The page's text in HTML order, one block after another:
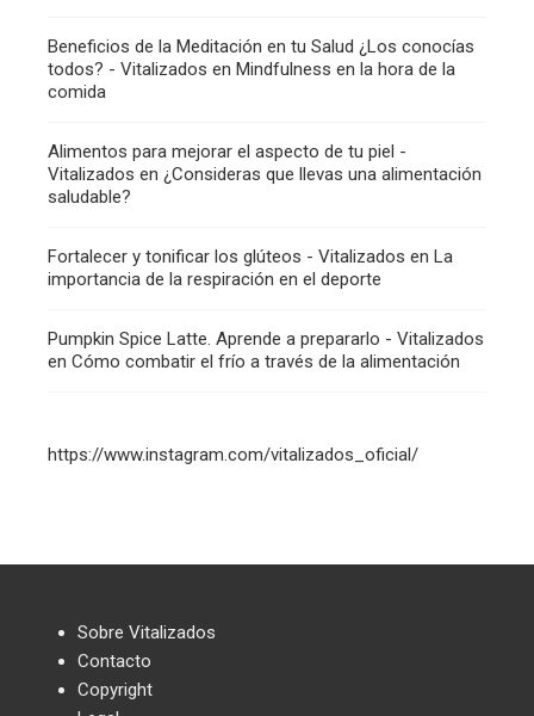
Beneficios de la Meditación en tu Salud ¿Los conocías
todos? - Vitalizados en Mindfulness en la hora de la
comida
Alimentos para mejorar el aspecto de tu piel -
Vitalizados en ¿Consideras que llevas una alimentación
saludable?
Fortalecer y tonificar los glúteos - Vitalizados en La
importancia de la respiración en el deporte
Pumpkin Spice Latte. Aprende a prepararlo - Vitalizados
en Cómo combatir el frío a través de la alimentación
https://www.instagram.com/vitalizados_oficial/
Sobre Vitalizados
Contacto
Copyright